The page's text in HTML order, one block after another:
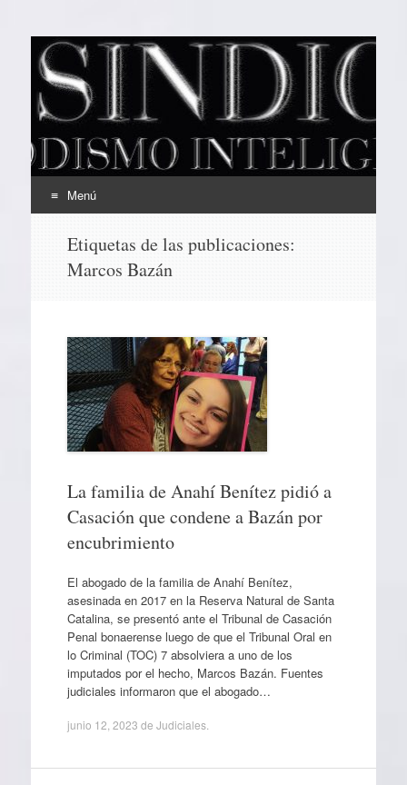
EL SINDICAL
Periodismo Inteligente
Menú
contenido
Etiquetas de las publicaciones:
Marcos Bazán
La familia de Anahí Benítez pidió a
Casación que condene a Bazán por
encubrimiento
El abogado de la familia de Anahí Benítez,
asesinada en 2017 en la Reserva Natural de Santa
Catalina, se presentó ante el Tribunal de Casación
Penal bonaerense luego de que el Tribunal Oral en
lo Criminal (TOC) 7 absolviera a uno de los
imputados por el hecho, Marcos Bazán. Fuentes
judiciales informaron que el abogado…
junio 12, 2023 de Judiciales.